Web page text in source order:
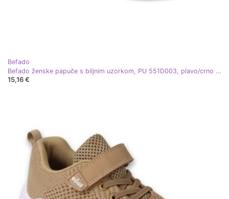
Befado
Befado ženske papuče s biljnim uzorkom, PU 551D003, plavo/crno crna
15,16 €